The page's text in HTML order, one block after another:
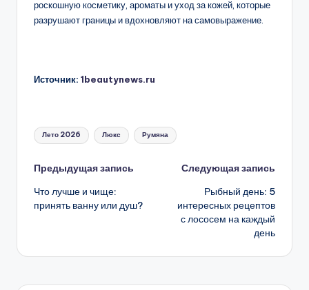
роскошную косметику, ароматы и уход за кожей, которые
разрушают границы и вдохновляют на самовыражение.
Источник: 1beautynews.ru
Метки:
Лето 2026 Люкс Румяна
Навигация
записи
Предыдущая запись
Что лучше и чище:
принять ванну или душ?
Следующая запись
Рыбный день: 5
интересных рецептов
с лососем на каждый
день